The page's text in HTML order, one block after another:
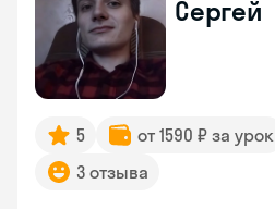
Сергей
5 от 1590 ₽ за урок
3 отзыва